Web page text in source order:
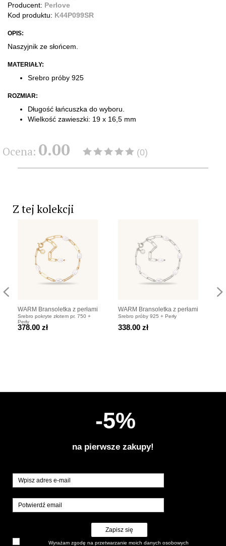
Producent: Perlove
Kod produktu: K44P099SR
OPIS:
Naszyjnik ze słońcem.
MATERIAŁY:
Srebro próby 925
ROZMIAR:
Długość łańcuszka do wyboru.
​Wielkość zawieszki: 19 x 16,5 mm
Ocena: 0.00 (0)
Z tej kolekcji
WARM Bransoletka z perłami
na łańcuszku pozłacanym
Srebro pokryte złotem pr. 750 +
Perły
378.00 zł
WARM Bransoletka z perłami
na łańcuszku srebrnym
Srebro próby 925 + Perły
338.00 zł
-5%
na pierwsze zakupy!
Zapisz się
Wyrażam zgodę na przetwarzanie moich danych osobowych